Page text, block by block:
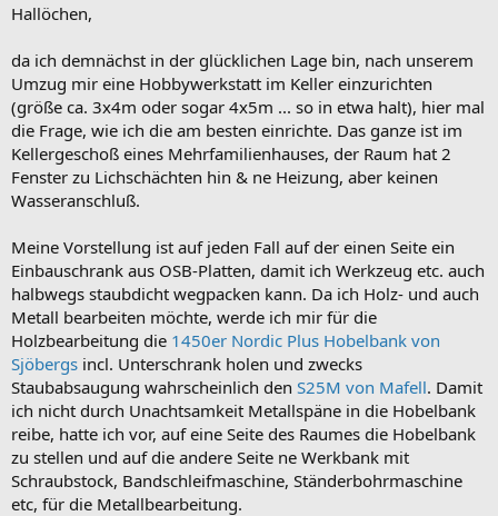
Hallöchen,
da ich demnächst in der glücklichen Lage bin, nach unserem
Umzug mir eine Hobbywerkstatt im Keller einzurichten
(größe ca. 3x4m oder sogar 4x5m ... so in etwa halt), hier mal
die Frage, wie ich die am besten einrichte. Das ganze ist im
Kellergeschoß eines Mehrfamilienhauses, der Raum hat 2
Fenster zu Lichschächten hin & ne Heizung, aber keinen
Wasseranschluß.
Meine Vorstellung ist auf jeden Fall auf der einen Seite ein
Einbauschrank aus OSB-Platten, damit ich Werkzeug etc. auch
halbwegs staubdicht wegpacken kann. Da ich Holz- und auch
Metall bearbeiten möchte, werde ich mir für die
Holzbearbeitung die 1450er Nordic Plus Hobelbank von
Sjöbergs incl. Unterschrank holen und zwecks
Staubabsaugung wahrscheinlich den S25M von Mafell. Damit
ich nicht durch Unachtsamkeit Metallspäne in die Hobelbank
reibe, hatte ich vor, auf eine Seite des Raumes die Hobelbank
zu stellen und auf die andere Seite ne Werkbank mit
Schraubstock, Bandschleifmaschine, Ständerbohrmaschine
etc, für die Metallbearbeitung.